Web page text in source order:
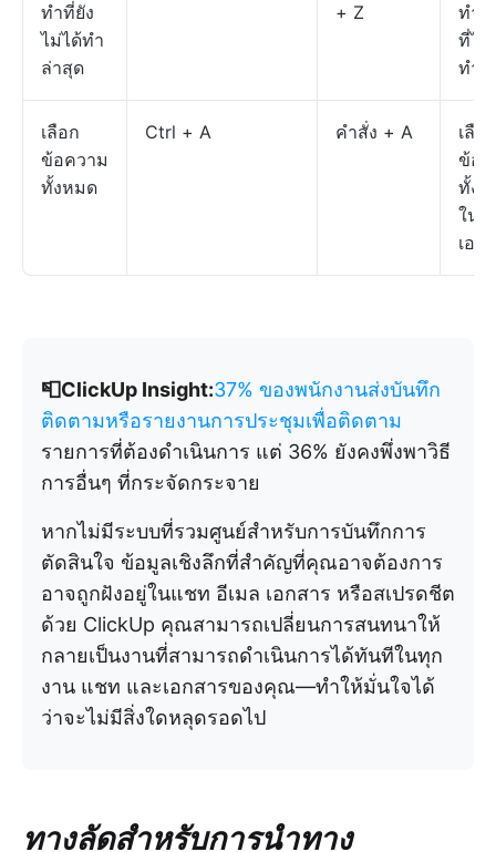
ทำที่ยัง
ไม่ได้ทำ
ล่าสุด
+ Z
ทำล่
ที่ไม่
ทำ
เลือก
ข้อความ
ทั้งหมด
Ctrl + A คำสั่ง + A
เลือก
ข้อ
ทั้ง
ใน
เอก
📮ClickUp Insight:37% ของพนักงานส่งบันทึก
ติดตามหรือรายงานการประชุมเพื่อติดตาม
รายการที่ต้องดำเนินการ แต่ 36% ยังคงพึ่งพาวิธี
การอื่นๆ ที่กระจัดกระจาย
หากไม่มีระบบที่รวมศูนย์สำหรับการบันทึกการ
ตัดสินใจ ข้อมูลเชิงลึกที่สำคัญที่คุณอาจต้องการ
อาจถูกฝังอยู่ในแชท อีเมล เอกสาร หรือสเปรดชีต
ด้วย ClickUp คุณสามารถเปลี่ยนการสนทนาให้
กลายเป็นงานที่สามารถดำเนินการได้ทันทีในทุก
งาน แชท และเอกสารของคุณ—ทำให้มั่นใจได้
ว่าจะไม่มีสิ่งใดหลุดรอดไป
ทางลัดสำหรับการนำทาง